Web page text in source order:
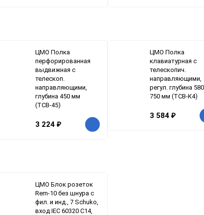
ЦМО Полка
перфорированная
выдвижная с
телескоп.
направляющими,
глубина 450 мм
(ТСВ-45)
3 224 ₽
ЦМО Полка
клавиатурная с
телескопич.
направляющими,
регул. глубина
750 мм (ТСВ-К4)
3 584 ₽
ЦМО Блок розеток
Rem-10 без шнура с
фил. и инд., 7 Schuko,
вход IEC 60320 C14,